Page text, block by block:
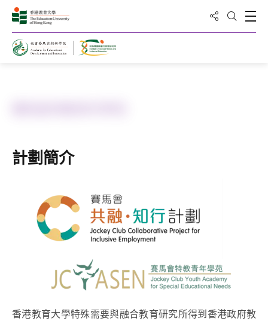
分享到打開搜
打
計劃簡介
香港教育大學特殊需要與融合教育研究所得到香港政府教